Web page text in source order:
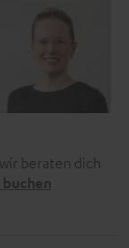
beraten dich